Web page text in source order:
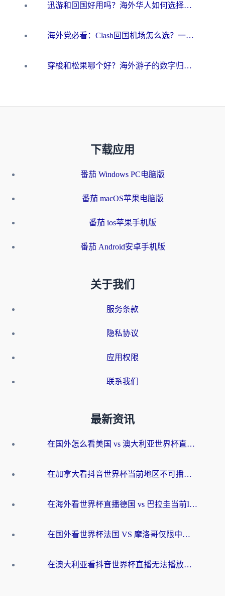
迅游和回国好用吗？海外华人如何选择靠谱的回国加速器
海外党必看：Clash回国机场怎么选？一篇搞定无缝访问国内资源的全攻略
穿梭和松果哪个好？海外游子的数字归乡路，到底该怎么选
下载应用
番茄 Windows PC电脑版
番茄 macOS苹果电脑版
番茄 ios苹果手机版
番茄 Android安卓手机版
关于我们
服务条款
隐私协议
应用权限
联系我们
最新资讯
在国外怎么看美国 vs 澳大利亚世界杯直播？海外党必藏的中文解说观赛指南
在加拿大看抖音世界杯当前地区不可播放？海外党体育观赛终极指南
在海外看世界杯直播德国 vs 巴拉圭当前IP受限制？这篇指南帮你轻松解决地区限制
在国外看世界杯法国 VS 摩洛哥仅限中国大陆？别让地域限制拦下你的欢呼
在澳大利亚看抖音世界杯直播无法播放？海外党体育观赛终极指南来了！